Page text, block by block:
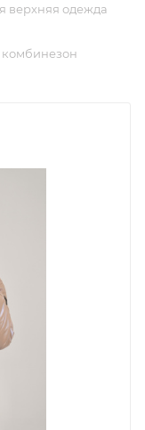
верхняя одежда